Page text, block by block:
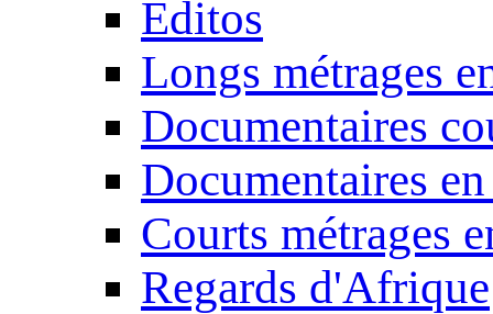
Editos
Longs métrages
Documentaires
Documentaires
Courts métrages
Regards d'Afrique